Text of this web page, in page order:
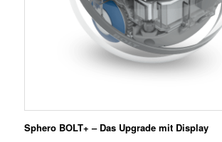
Sphero BOLT+ – Das Upgrade mit Display